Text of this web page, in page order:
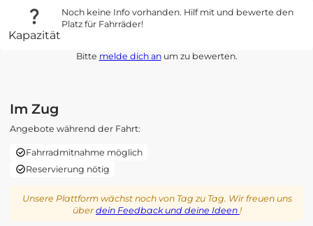
Kapazität
Noch keine Info vorhanden. Hilf mit und bewerte den
Platz für Fahrräder!
Bitte melde dich anum zu bewerten.
Im Zug
Angebote während der Fahrt:
Fahrradmitnahme möglich
Reservierung nötig
Unsere Plattform wächst noch von Tag zu Tag. Wir freuen uns
überdein Feedback und deine Ideen !